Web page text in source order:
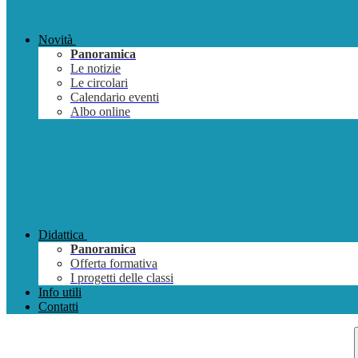
Novità
Panoramica
Le notizie
Le circolari
Calendario eventi
Albo online
Didattica
Panoramica
Offerta formativa
I progetti delle classi
Info utili
Contatti